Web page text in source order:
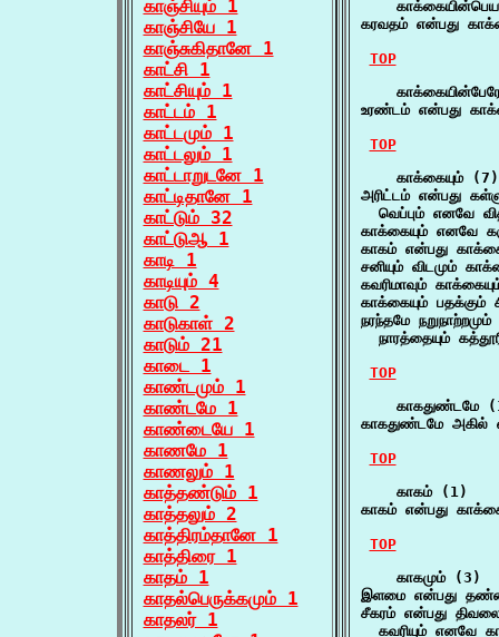
காஞ்சியும் 1
காஞ்சியே 1
காஞ்சுகிதானே 1
காட்சி 1
காட்சியும் 1
காட்டம் 1
காட்டமும் 1
காட்டலும் 1
காட்டாறுடனே 1
காட்டிதானே 1
காட்டும் 32
காட்டுஆ 1
காடி 1
காடியும் 4
காடு 2
காடுகாள் 2
காடும் 21
காடை 1
காண்டமும் 1
காண்டமே 1
காண்டையே 1
காணமே 1
காணலும் 1
காத்தண்டும் 1
காத்தலும் 2
காத்திரம்தானே 1
காத்திரை 1
காதம் 1
காதல்பெருக்கமும் 1
காதலர் 1
கரவதம் என்பது
TOP
உரண்டம் என்பது
TOP
    காக்கையும் (7)
அரிட்டம் என்பது
வெப்பும் எனவே
காக்கையும் எனவே
காகம் என்பது
சனியும் விடமும்
கவரிமாவும்
காக்கையும் பதக்கும்
நரந்தமே
நாரத்தையும்
TOP
காகதுண்டமே
காகதுண்டமே
TOP
    காகம் (1)
காகம் என்பது
TOP
    காகமும் (3)
இளமை என்பது
சீகரம் என்பது
கவரியும் எனவே